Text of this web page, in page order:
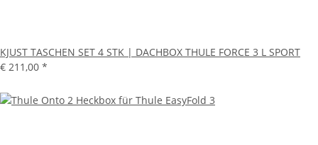
KJUST TASCHEN SET 4 STK | DACHBOX THULE FORCE 3 L SPORT
€ 211,00 *